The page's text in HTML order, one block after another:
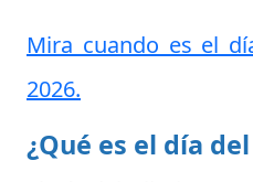
Mira cuando es el
2026.
¿Qué es el día